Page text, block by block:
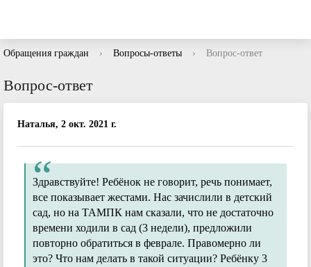
Обращения граждан › Вопросы-ответы › Вопрос-ответ
Вопрос-ответ
Наталья, 2 окт. 2021 г.
Здравствуйте! Ребёнок не говорит, речь понимает,
все показывает жестами. Нас зачислили в детский
сад, но на ТАМПК нам сказали, что не достаточно
времени ходили в сад (3 недели), предложили
повторно обратиться в феврале. Правомерно ли
это? Что нам делать в такой ситуации? Ребёнку 3